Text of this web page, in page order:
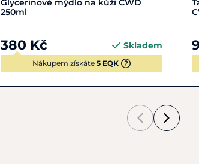
Glycerinové mýdlo na kůži CWD
250ml
380 Kč Skladem
Nákupem získáte 5 EQK